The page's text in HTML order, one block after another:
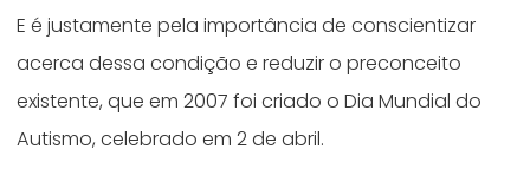
E é justamente pela importância de conscientizar
acerca dessa condição e reduzir o preconceito
existente, que em 2007 foi criado o Dia Mundial do
Autismo, celebrado em 2 de abril.